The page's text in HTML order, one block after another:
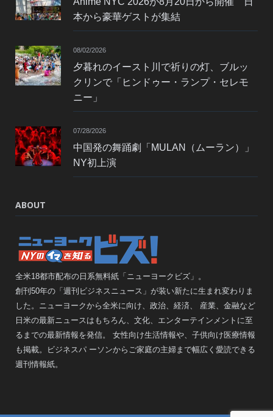
本から豪華ゲストが集結
08/02/2026
夕暮れのイースト川で祈りの灯、ブルッ
クリンで「ヒンドゥー・ランプ・セレモ
ニー」
07/28/2026
中国発の舞踊劇「MULAN（ムーラン）」
NY初上演
ABOUT
全米18都市配布の日系無料紙「ニューヨークビズ」。
創刊50年の「週刊ビジネスニュース」が装い新たに生まれ変わりま
した。ニューヨークから全米に向け、政治、経済、 産業、金融など
日米の最新ニュースはもちろん、文化、エンターテインメントに至
るまでの最新情報を発信。 女性向け生活情報や、子供向け医療情報
も掲載。ビジネスパ ーソンからご家庭の主婦まで幅広く愛読できる
週刊情報紙。